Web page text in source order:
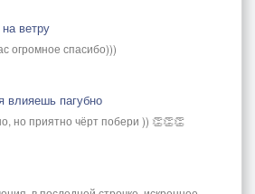
ветру
огромное спасибо)))
влияешь пагубно
но приятно чёрт побери )) 👏👏👏